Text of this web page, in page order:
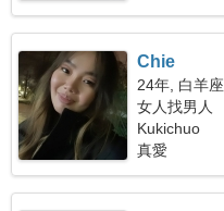
Chie
24年, 白羊座
女人找男人
Kukichuo
真愛